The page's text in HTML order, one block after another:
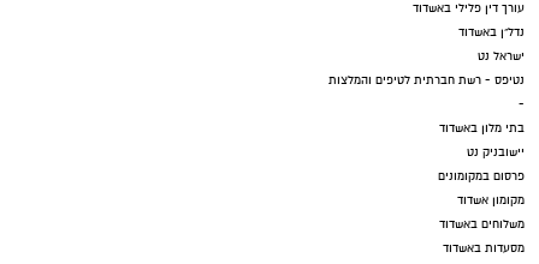
עורך דין פלילי באשדוד
נדל"ן באשדוד
ישראל נט
נטיפס - רשת חברתית לטיפים והמלצות
-
בתי מלון באשדוד
יישובניק נט
פרסום במקומונים
מקומון אשדוד
משלוחים באשדוד
מסעדות באשדוד